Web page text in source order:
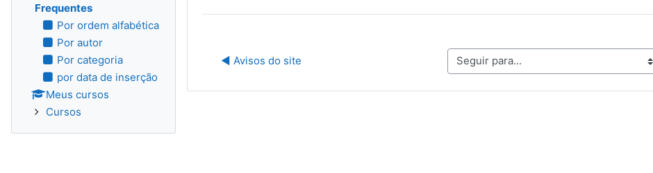
◀︎ Avisos do site Seguir para...
Frequentes
Por ordem alfabética
Por autor
Por categoria
por data de inserção
Meus cursos
Cursos